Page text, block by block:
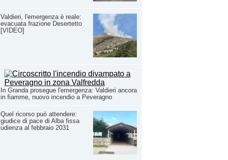
Valdieri, l'emergenza è reale:
evacuata frazione Desertetto
[VIDEO]
In Granda prosegue l'emergenza: Valdieri ancora
in fiamme, nuovo incendio a Peveragno
Quel ricorso può attendere:
giudice di pace di Alba fissa
udienza al febbraio 2031